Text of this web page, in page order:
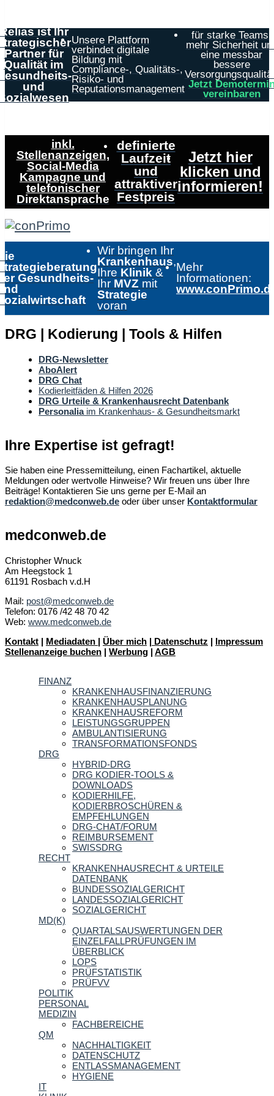
ist Ihr
Partner für
Qualität im
und
Unsere Plattform
verbindet digitale
Bildung mit
Compliance-, Qualitäts-,
Risiko- und
Reputationsmanagement
für starke Teams,
mehr Sicherheit
eine messbar
bessere
Jetzt
vereinbaren
inkl.
Stellenanzeigen,
Social-Media
Kampagne und
telefonischer
Direktansprache
definierte
Laufzeit
und
attraktiver
Festpreis
Jetzt hier
klicken und
informieren!
Gesundheits-
Wir bringen Ihr
Krankenhaus,
Ihre Klinik &
Ihr MVZ mit
Strategie
voran
Mehr
Informationen:
DRG | Kodierung | Tools & Hilfen
DRG-Newsletter
AboAlert
DRG Chat
Kodierleitfäden & Hilfen 2026
DRG Urteile & Krankenhausrecht Datenbank
Personaliaim Krankenhaus- & Gesundheitsmarkt
Ihre Expertise ist gefragt!
Sie haben eine Pressemitteilung, einen Fachartikel, aktuelle
Meldungen oder wertvolle Hinweise? Wir freuen uns über Ihre
Beiträge! Kontaktieren Sie uns gerne per E-Mail an
redaktion@medconweb.de oder über unser Kontaktformular
medconweb.de
Christopher Wnuck
Am Heegstock 1
61191 Rosbach v.d.H
Mail: post@medconweb.de
Telefon: 0176 /42 48 70 42
Web: www.medconweb.de
Kontakt | Mediadaten | Über mich | Datenschutz | Impressum
Stellenanzeige buchen | Werbung | AGB
FINANZ
KRANKENHAUSFINANZIERUNG
KRANKENHAUSPLANUNG
KRANKENHAUSREFORM
LEISTUNGSGRUPPEN
AMBULANTISIERUNG
TRANSFORMATIONSFONDS
DRG
HYBRID-DRG
DRG KODIER-TOOLS &
DOWNLOADS
KODIERHILFE,
KODIERBROSCHÜREN &
EMPFEHLUNGEN
DRG-CHAT/FORUM
REIMBURSEMENT
SWISSDRG
RECHT
KRANKENHAUSRECHT & URTEILE
DATENBANK
BUNDESSOZIALGERICHT
LANDESSOZIALGERICHT
SOZIALGERICHT
MD(K)
QUARTALSAUSWERTUNGEN DER
EINZELFALLPRÜFUNGEN IM
ÜBERBLICK
LOPS
PRÜFSTATISTIK
PRÜFVV
POLITIK
PERSONAL
MEDIZIN
FACHBEREICHE
QM
NACHHALTIGKEIT
DATENSCHUTZ
ENTLASSMANAGEMENT
HYGIENE
IT